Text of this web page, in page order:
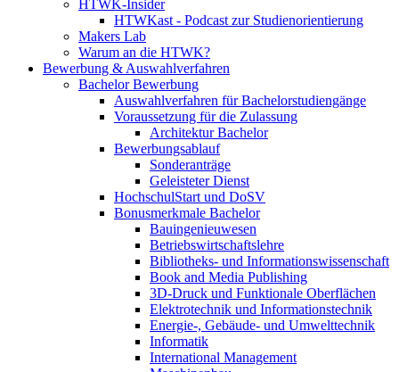
HTWK-Insider
HTWKast - Podcast zur Studienorientierung
Makers Lab
Warum an die HTWK?
Bewerbung & Auswahlverfahren
Bachelor Bewerbung
Auswahlverfahren für Bachelorstudiengänge
Voraussetzung für die Zulassung
Architektur Bachelor
Bewerbungsablauf
Sonderanträge
Geleisteter Dienst
HochschulStart und DoSV
Bonusmerkmale Bachelor
Bauingenieuwesen
Betriebswirtschaftslehre
Bibliotheks- und Informationswissenschaft
Book and Media Publishing
3D-Druck und Funktionale Oberflächen
Elektrotechnik und Informationstechnik
Energie-, Gebäude- und Umwelttechnik
Informatik
International Management